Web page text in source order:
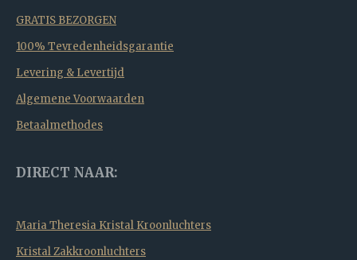
GRATIS BEZORGEN
100% Tevredenheidsgarantie
Levering & Levertijd
Algemene Voorwaarden
Betaalmethodes
DIRECT NAAR:
Maria Theresia Kristal Kroonluchters
Kristal Zakkroonluchters